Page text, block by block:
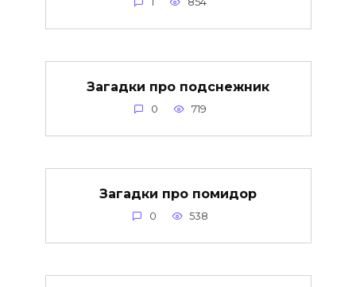
Загадки про подснежник
0 719
Загадки про помидор
0 538